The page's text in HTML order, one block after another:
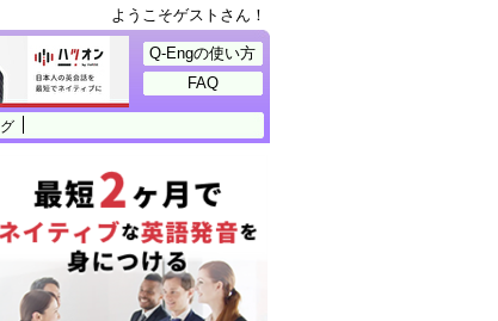
ようこそゲストさん！
Q-Engの使い方
FAQ